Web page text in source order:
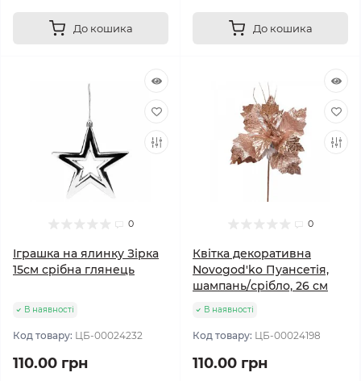
До кошика До кошика
0
Іграшка на ялинку Зірка
15cм срібна глянець
В наявності
Код товару: ЦБ-00024232
110.00 грн
0
Квітка декоративна
Novogod'ko Пуансетія,
шампань/срібло, 26 см
В наявності
Код товару: ЦБ-00024198
110.00 грн